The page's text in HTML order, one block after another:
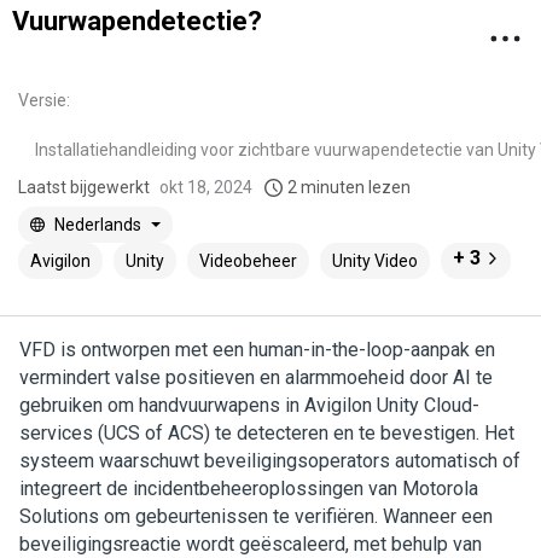
Vuurwapendetectie?
Versie:
Installatiehandleiding voor zichtbare vuurwapendetectie van Unity
Laatst bijgewerkt okt 18, 2024
2 minuten lezen
Nederlands
Avigilon
Unity Videobeheer Unity Video + 3
VFD is ontworpen met een human-in-the-loop-aanpak en
vermindert valse positieven en alarmmoeheid door AI te
gebruiken om handvuurwapens in Avigilon Unity Cloud-
services (UCS of ACS) te detecteren en te bevestigen. Het
systeem waarschuwt beveiligingsoperators automatisch of
integreert de incidentbeheeroplossingen van Motorola
Solutions om gebeurtenissen te verifiëren. Wanneer een
beveiligingsreactie wordt geëscaleerd, met behulp van